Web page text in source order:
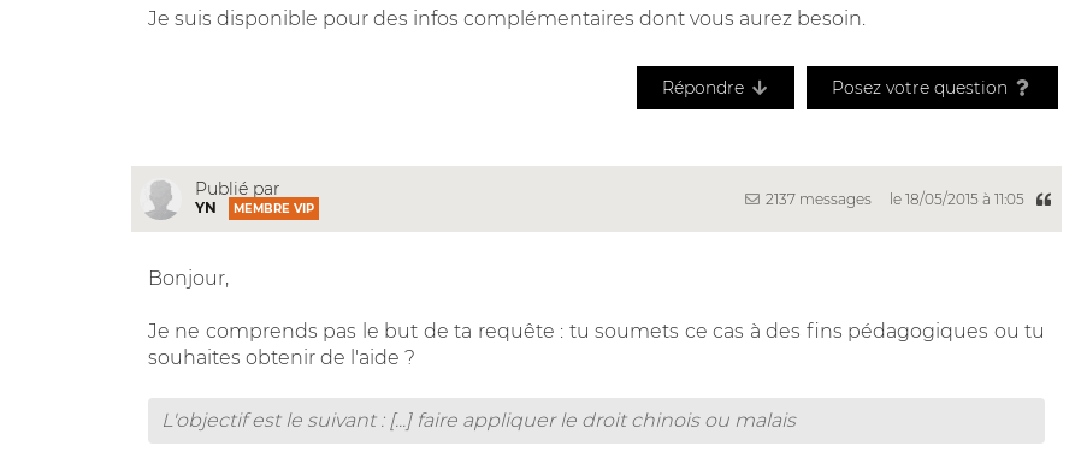
Je suis disponible pour des infos complémentaires dont vous aurez besoin.
Répondre Posez votre question
Publié par
YN MEMBRE VIP
2137 messages le 18/05/2015 à 11:05
Bonjour,
Je ne comprends pas le but de ta requête : tu soumets ce cas à des fins pédagogiques ou tu
souhaites obtenir de l'aide ?
L'objectif est le suivant : [...] faire appliquer le droit chinois ou malais